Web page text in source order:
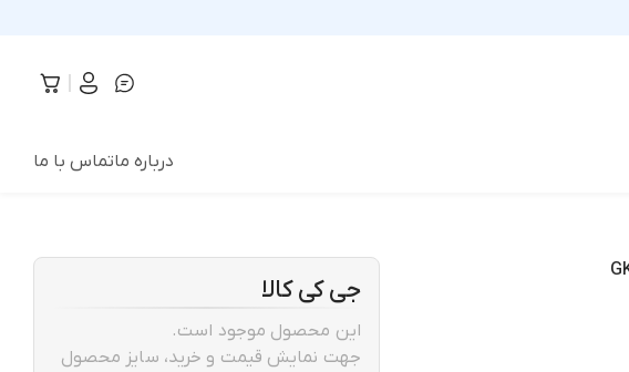
درباره ماتماس با ما
جی کی کالا
این محصول موجود است.
جهت نمایش قیمت و خرید، سایز محصول